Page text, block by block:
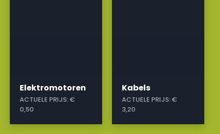
Elektromotoren
ACTUELE PRIJS:€
0,50
Kabels
ACTUELE PRIJS:€
3,20